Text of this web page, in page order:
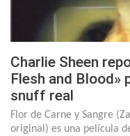
Charlie Sheen
Flesh and Blood»
snuff real
Flor de Carne y Sangre
original) es una película